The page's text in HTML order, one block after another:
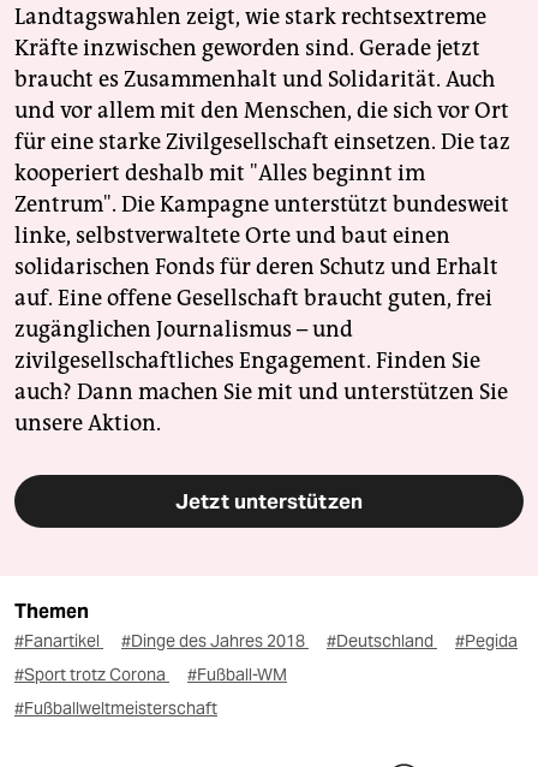
Landtagswahlen zeigt, wie stark rechtsextreme
Kräfte inzwischen geworden sind. Gerade jetzt
braucht es Zusammenhalt und Solidarität. Auch
und vor allem mit den Menschen, die sich vor Ort
für eine starke Zivilgesellschaft einsetzen. Die taz
kooperiert deshalb mit "Alles beginnt im
Zentrum". Die Kampagne unterstützt bundesweit
linke, selbstverwaltete Orte und baut einen
solidarischen Fonds für deren Schutz und Erhalt
auf. Eine offene Gesellschaft braucht guten, frei
zugänglichen Journalismus – und
zivilgesellschaftliches Engagement. Finden Sie
auch? Dann machen Sie mit und unterstützen Sie
unsere Aktion.
Jetzt unterstützen
Themen
#Fanartikel #Dinge des Jahres 2018 #Deutschland
#Pegida
#Sport trotz Corona
#Fußball-WM
#Fußballweltmeisterschaft